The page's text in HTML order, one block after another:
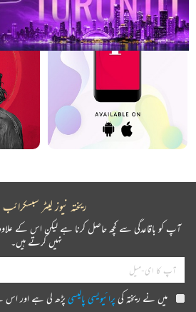
ریختہ نیوز لیٹر سبسکرائب
آپ کو باقاعدگی سے کچھ حاصل کرنا ہے لیکن اس کے
نہیں کرتے ہیں۔
میں نے ریختہ کیپرائیویسی پالیسیپڑھ لی ہے اور اس